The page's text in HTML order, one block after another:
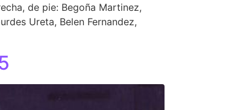
de pie: Begoña Martinez,
Ureta, Belen Fernandez,